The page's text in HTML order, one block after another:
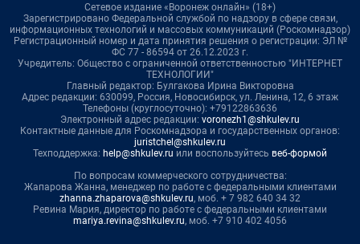
Сетевое издание «Воронеж онлайн» (18+)
Зарегистрировано Федеральной службой по надзору в сфере связи,
информационных технологий и массовых коммуникаций (Роскомнадзор)
Регистрационный номер и дата принятия решения о регистрации: ЭЛ №
ФС 77 - 86594 от 26.12.2023 г.
Учредитель: Общество с ограниченной ответственностью "ИНТЕРНЕТ
ТЕХНОЛОГИИ"
Главный редактор: Булгакова Ирина Викторовна
Адрес редакции: 630099, Россия, Новосибирск, ул. Ленина, 12, 6 этаж
Телефоны (круглосуточно): +79122863636
Электронный адрес редакции: voronezh1@shkulev.ru
Контактные данные для Роскомнадзора и государственных органов:
juristchel@shkulev.ru
Техподдержка: help@shkulev.ru или воспользуйтесь веб-формой
По вопросам коммерческого сотрудничества:
Жапарова Жанна, менеджер по работе с федеральными клиентами
zhanna.zhaparova@shkulev.ru, моб. + 7 982 640 34 32
Ревина Мария, директор по работе с федеральными клиентами
mariya.revina@shkulev.ru, моб. +7 910 402 4056